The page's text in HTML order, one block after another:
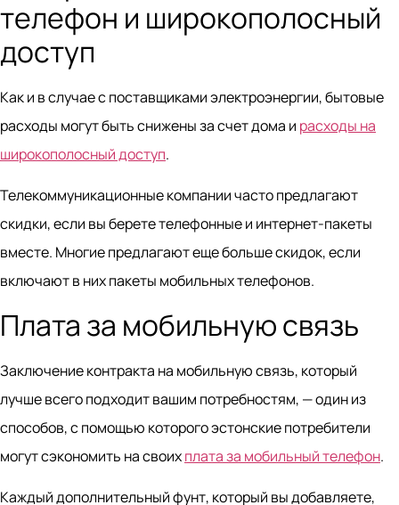
телефон и широкополосный
доступ
Как и в случае с поставщиками электроэнергии, бытовые
расходы могут быть снижены за счет дома и расходы на
широкополосный доступ.
Телекоммуникационные компании часто предлагают
скидки, если вы берете телефонные и интернет-пакеты
вместе. Многие предлагают еще больше скидок, если
включают в них пакеты мобильных телефонов.
Плата за мобильную связь
Заключение контракта на мобильную связь, который
лучше всего подходит вашим потребностям, — один из
способов, с помощью которого эстонские потребители
могут сэкономить на своихплата за мобильный телефон.
Каждый дополнительный фунт, который вы добавляете,